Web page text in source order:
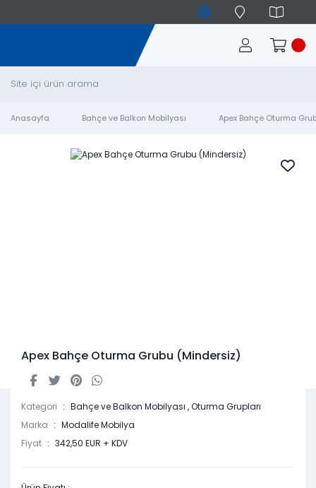
Anasayfa Bahçe ve Balkon Mobilyası Apex Bahçe Oturma
Apex Bahçe Oturma Grubu (Mindersiz)
Kategori Bahçe ve Balkon Mobilyası ,Oturma Grupları
Marka
Modalife Mobilya
Fiyat
342,50 EUR + KDV